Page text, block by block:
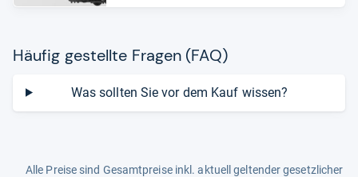
Häu­fig gestellte Fra­gen (FAQ)
Was sollten Sie vor dem Kauf wissen?
Alle Preise sind Gesamtpreise inkl. aktuell geltender gesetzlicher